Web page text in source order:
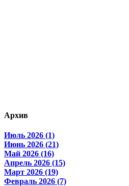
Архив
Июль 2026 (1)
Июнь 2026 (21)
Май 2026 (16)
Апрель 2026 (15)
Март 2026 (19)
Февраль 2026 (7)